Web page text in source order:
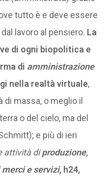
tutto è e deve essere
lavoro al pensiero. La
di ogni biopolitica e
di amministrazione
nella realtà virtuale,
massa, o meglio il
o del cielo, ma del
e più di ieri
attività diproduzione,
e servizi, h24,